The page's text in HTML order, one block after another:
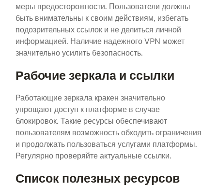
меры предосторожности. Пользователи должны
быть внимательны к своим действиям, избегать
подозрительных ссылок и не делиться личной
информацией. Наличие надежного VPN может
значительно усилить безопасность.
Рабочие зеркала и ссылки
Работающие зеркала кракен значительно
упрощают доступ к платформе в случае
блокировок. Такие ресурсы обеспечивают
пользователям возможность обходить ограничения
и продолжать пользоваться услугами платформы.
Регулярно проверяйте актуальные ссылки.
Список полезных ресурсов